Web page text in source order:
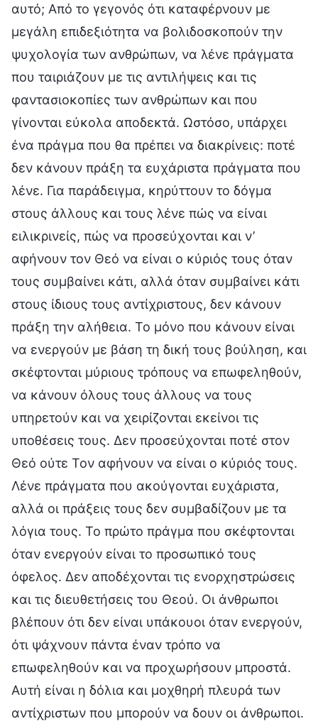
αυτό; Από το γεγονός ότι καταφέρνουν με
μεγάλη επιδεξιότητα να βολιδοσκοπούν την
ψυχολογία των ανθρώπων, να λένε πράγματα
που ταιριάζουν με τις αντιλήψεις και τις
φαντασιοκοπίες των ανθρώπων και που
γίνονται εύκολα αποδεκτά. Ωστόσο, υπάρχει
ένα πράγμα που θα πρέπει να διακρίνεις: ποτέ
δεν κάνουν πράξη τα ευχάριστα πράγματα που
λένε. Για παράδειγμα, κηρύττουν το δόγμα
στους άλλους και τους λένε πώς να είναι
ειλικρινείς, πώς να προσεύχονται και ν’
αφήνουν τον Θεό να είναι ο κύριός τους όταν
τους συμβαίνει κάτι, αλλά όταν συμβαίνει κάτι
στους ίδιους τους αντίχριστους, δεν κάνουν
πράξη την αλήθεια. Το μόνο που κάνουν είναι
να ενεργούν με βάση τη δική τους βούληση, και
σκέφτονται μύριους τρόπους να επωφεληθούν,
να κάνουν όλους τους άλλους να τους
υπηρετούν και να χειρίζονται εκείνοι τις
υποθέσεις τους. Δεν προσεύχονται ποτέ στον
Θεό ούτε Τον αφήνουν να είναι ο κύριός τους.
Λένε πράγματα που ακούγονται ευχάριστα,
αλλά οι πράξεις τους δεν συμβαδίζουν με τα
λόγια τους. Το πρώτο πράγμα που σκέφτονται
όταν ενεργούν είναι το προσωπικό τους
όφελος. Δεν αποδέχονται τις ενορχηστρώσεις
και τις διευθετήσεις του Θεού. Οι άνθρωποι
βλέπουν ότι δεν είναι υπάκουοι όταν ενεργούν,
ότι ψάχνουν πάντα έναν τρόπο να
επωφεληθούν και να προχωρήσουν μπροστά.
Αυτή είναι η δόλια και μοχθηρή πλευρά των
αντίχριστων που μπορούν να δουν οι άνθρωποι.